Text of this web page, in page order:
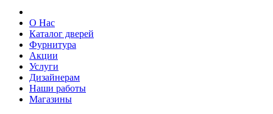
О Нас
Каталог дверей
Фурнитура
Акции
Услуги
Дизайнерам
Наши работы
Магазины